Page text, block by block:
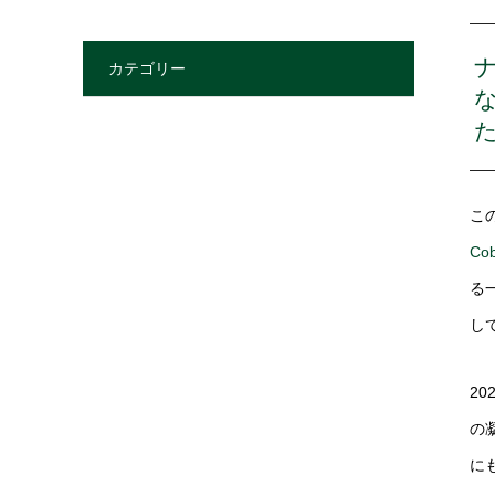
こ
る
し
の
に
カテゴリー